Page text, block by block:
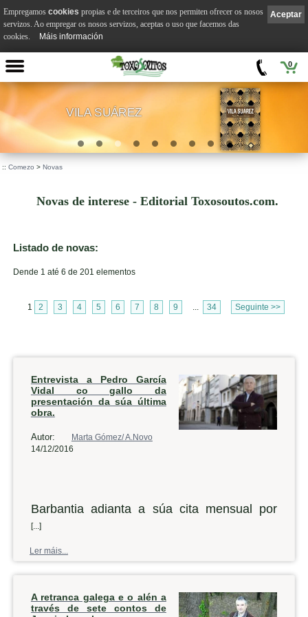
0
VILA SUÁREZ
:: Comezo > Novas
Novas de interese - Editorial Toxosoutos.com.
Listado de novas:
Dende 1 até 6 de 201 elementos
1 2 3 4 5 6 7 8 9 34 Seguinte >>
Entrevista a Pedro García
Vidal co gallo da
presentación da súa última
obra.
Autor:
Marta Gómez/ A.Novo
14/12/2016
Barbantia adianta a súa cita mensual por
mor das festas do Nadal, así que este
venres a asociación cultural levará a cabo
na casa de cultura noiesa unha nova
historiador Pedro García Vidal, que falará do
[...]
Ler máis...
A retranca galega e o alén a
través de sete contos de
Aceptar
Empregamos cookies propias e de terceiros que nos permiten ofrecer os nosos
servizos. Ao empregar os nosos servizos, aceptas o uso que facemos das
cookies.
Máis información